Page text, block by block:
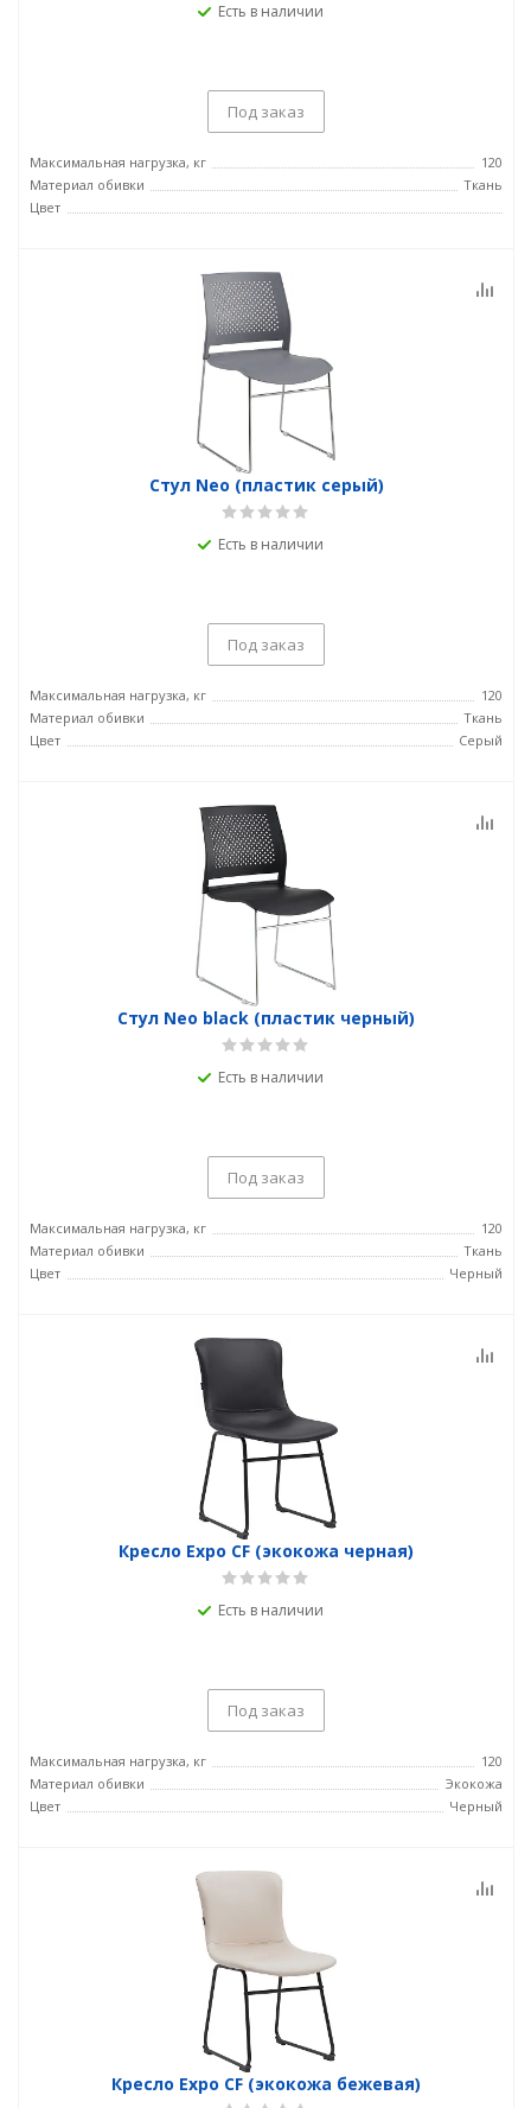
Есть в наличии
Под заказ
Максимальная нагрузка, кг
120
Материал обивки
Ткань
Цвет
Стул Neo (пластик серый)
Есть в наличии
Под заказ
Максимальная нагрузка, кг
120
Материал обивки
Ткань
Цвет
Серый
Стул Neo black (пластик черный)
Есть в наличии
Под заказ
Максимальная нагрузка, кг
120
Материал обивки
Ткань
Цвет
Черный
Кресло Expo CF (экокожа черная)
Есть в наличии
Под заказ
Максимальная нагрузка, кг
120
Материал обивки
Экокожа
Цвет
Черный
Кресло Expo CF (экокожа бежевая)